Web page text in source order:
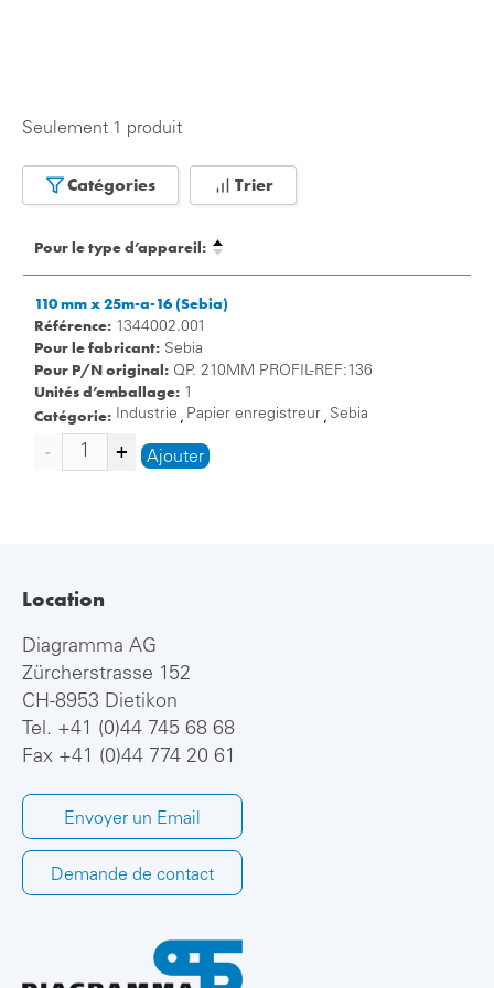
Seulement 1 produit
Catégories Trier
Pour le type d’appareil:
110 mm x 25m-a-16 (Sebia)
Référence: 1344002.001
Pour le fabricant: Sebia
Pour P/N original: QP. 210MM PROFIL-REF:136
Unités d’emballage: 1
Catégorie: Industrie , Papier enregistreur , Sebia
Ajouter
Location
Diagramma AG
Zürcherstrasse 152
CH-8953 Dietikon
Tel. +41 (0)44 745 68 68
Fax +41 (0)44 774 20 61
Envoyer un Email
Demande de contact